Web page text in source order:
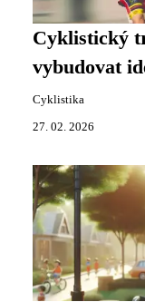
Cyklistický
vybudovat
Cyklistika
27. 02. 2026